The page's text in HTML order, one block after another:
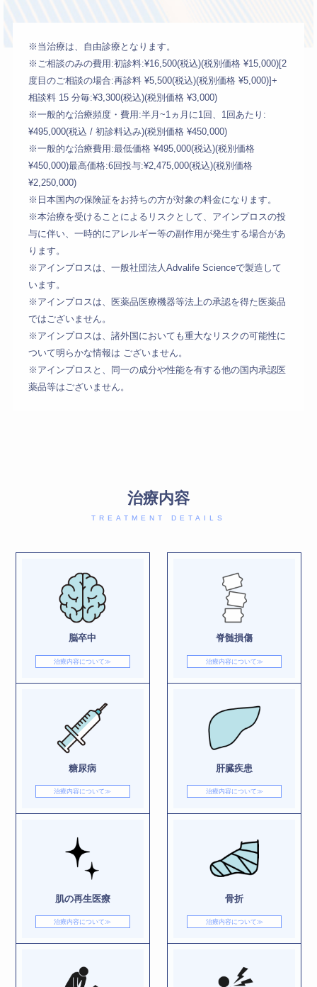
※当治療は、自由診療となります。
※ご相談のみの費用:初診料:¥16,500(税込)(税別価格 ¥15,000)[2
度目のご相談の場合:再診料 ¥5,500(税込)(税別価格 ¥5,000)]+
相談料 15 分毎:¥3,300(税込)(税別価格 ¥3,000)
※一般的な治療頻度・費用:半月~1ヵ月に1回、1回あたり:
¥495,000(税込 / 初診料込み)(税別価格 ¥450,000)
※一般的な治療費用:最低価格 ¥495,000(税込)(税別価格
¥450,000)最高価格:6回投与:¥2,475,000(税込)(税別価格
¥2,250,000)
※日本国内の保険証をお持ちの方が対象の料金になります。
※本治療を受けることによるリスクとして、アインプロスの投
与に伴い、一時的にアレルギー等の副作用が発生する場合があ
ります。
※アインプロスは、一般社団法人Advalife Scienceで製造して
います。
※アインプロスは、医薬品医療機器等法上の承認を得た医薬品
ではございません。
※アインプロスは、諸外国においても重大なリスクの可能性に
ついて明らかな情報は ございません。
※アインプロスと、同一の成分や性能を有する他の国内承認医
薬品等はございません。
治療内容
TREATMENT DETAILS
脳卒中
治療内容について≫
脊髄損傷
治療内容について≫
糖尿病
治療内容について≫
肝臓疾患
治療内容について≫
肌の再生医療
治療内容について≫
骨折
治療内容について≫